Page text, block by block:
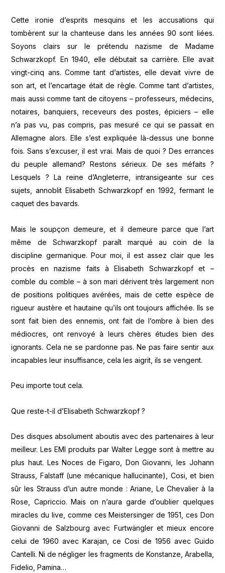
Cette ironie d’esprits mesquins et les accusations qui
tombèrent sur la chanteuse dans les années 90 sont liées.
Soyons clairs sur le prétendu nazisme de Madame
Schwarzkopf. En 1940, elle débutait sa carrière. Elle avait
vingt-cinq ans. Comme tant d’artistes, elle devait vivre de
son art, et l’encartage était de règle. Comme tant d’artistes,
mais aussi comme tant de citoyens – professeurs, médecins,
notaires, banquiers, receveurs des postes, épiciers – elle
n’a pas vu, pas compris, pas mesuré ce qui se passait en
Allemagne alors. Elle s’est expliquée là-dessus une bonne
fois. Sans s’excuser, il est vrai. Mais de quoi ? Des errances
du peuple allemand? Restons sérieux. De ses méfaits ?
Lesquels ? La reine d’Angleterre, intransigeante sur ces
sujets, annoblit Elisabeth Schwarzkopf en 1992, fermant le
caquet des bavards.
Mais le soupçon demeure, et il demeure parce que l’art
même de Schwarzkopf paraît marqué au coin de la
discipline germanique. Pour moi, il est assez clair que les
procès en nazisme faits à Elisabeth Schwarzkopf et –
comble du comble – à son mari dérivent très largement non
de positions politiques avérées, mais de cette espèce de
rigueur austère et hautaine qu’ils ont toujours affichée. Ils se
sont fait bien des ennemis, ont fait de l’ombre à bien des
médiocres, ont renvoyé à leurs chères études bien des
ignorants. Cela ne se pardonne pas. Ne pas faire sentir aux
incapables leur insuffisance, cela les aigrit, ils se vengent.
Peu importe tout cela.
Que reste-t-il d’Elisabeth Schwarzkopf ?
Des disques absolument aboutis avec des partenaires à leur
meilleur. Les EMI produits par Walter Legge sont à mettre au
plus haut. Les Noces de Figaro, Don Giovanni, les Johann
Strauss, Falstaff (une mécanique hallucinante), Cosi, et bien
sûr les Strauss d’un autre monde : Ariane, Le Chevalier à la
Rose, Capriccio. Mais on n’aura garde d’oublier quelques
miracles du live, comme ces Meistersinger de 1951, ces Don
Giovanni de Salzbourg avec Furtwängler et mieux encore
celui de 1960 avec Karajan, ce Cosi de 1956 avec Guido
Cantelli. Ni de négliger les fragments de Konstanze, Arabella,
Fidelio, Pamina…